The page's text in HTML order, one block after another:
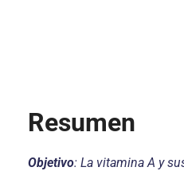
Resumen
Objetivo: La vitamina A y